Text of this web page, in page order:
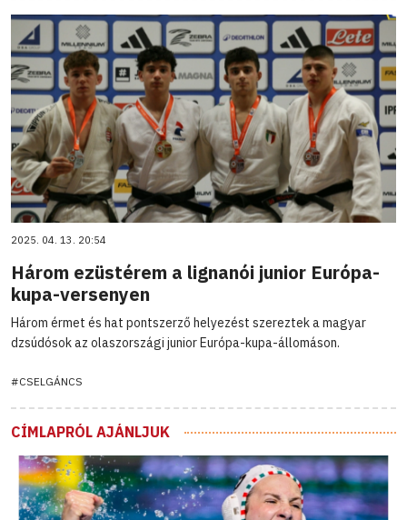
2025. 04. 13. 20:54
Három ezüstérem a lignanói junior Európa-
kupa-versenyen
Három érmet és hat pontszerző helyezést szereztek a magyar
dzsúdósok az olaszországi junior Európa-kupa-állomáson.
#CSELGÁNCS
CÍMLAPRÓL AJÁNLJUK